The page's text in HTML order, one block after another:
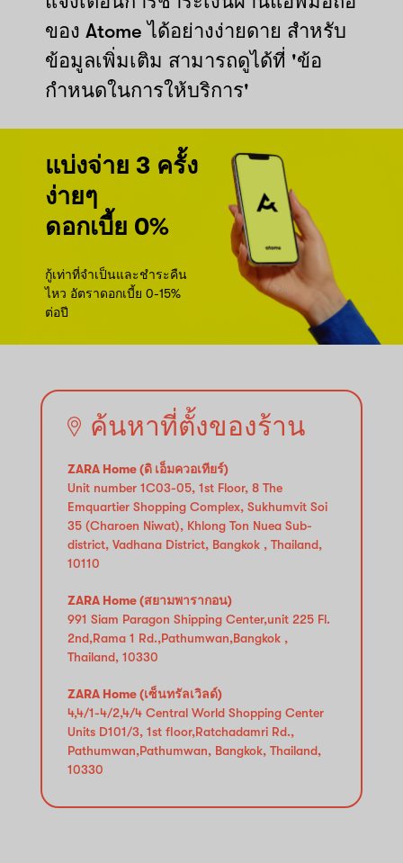
ของ Atome ได้อย่างง่ายดาย สำหรับ
ข้อมูลเพิ่มเติม สามารถดูได้ที่ 'ข้อ
กำหนดในการให้บริการ'
แบ่งจ่าย 3 ครั้ง
ง่ายๆ
ดอกเบี้ย 0%
กู้เท่าที่จำเป็นและชำระคืน
ไหว อัตราดอกเบี้ย 0-15%
ต่อปี
ค้นหาที่ตั้งของร้าน
ZARA Home (ดิ เอ็มควอเทียร์)
Unit number 1C03-05, 1st Floor, 8 The
Emquartier Shopping Complex, Sukhumvit Soi
35 (Charoen Niwat), Khlong Ton Nuea Sub-
district, Vadhana District, Bangkok , Thailand,
10110
ZARA Home (สยามพารากอน)
991 Siam Paragon Shipping Center,unit 225 Fl.
2nd,Rama 1 Rd.,Pathumwan,Bangkok ,
Thailand, 10330
ZARA Home (เซ็นทรัลเวิลด์)
4,4/1-4/2,4/4 Central World Shopping Center
Units D101/3, 1st floor,Ratchadamri Rd.,
Pathumwan,Pathumwan, Bangkok, Thailand,
10330